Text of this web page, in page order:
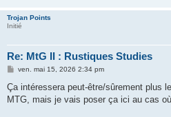
Trojan Points
Initié
Re: MtG II : Rustiques Studies
M
s
a
ven. mai 15, 2026 2:34 pm
Ça intéressera peut-être/sûrement plus
MTG, mais je vais poser ça ici au cas